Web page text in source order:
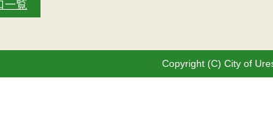
一覧
Copyright (C) City of